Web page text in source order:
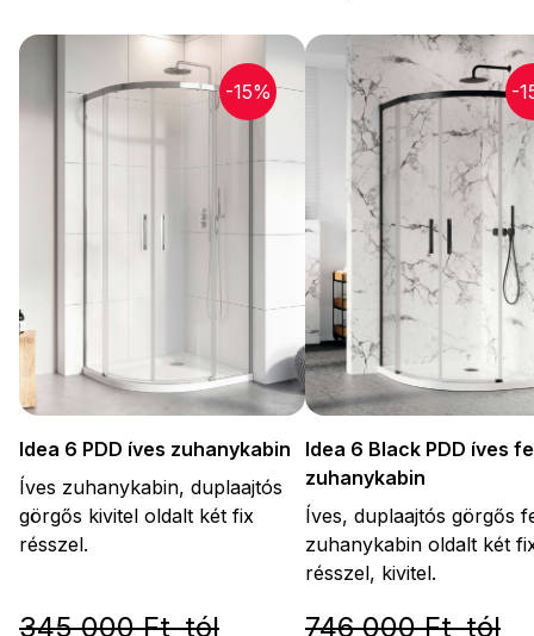
-15%
Idea 6 PDD íves zuhanykabin
Íves zuhanykabin, duplaajtós
görgős kivitel oldalt két fix
résszel.
345 000 Ft-tól
-
Idea 6 Black PDD íves
zuhanykabin
Íves, duplaajtós görgős
zuhanykabin oldalt két
résszel, kivitel.
746 000 Ft-tól